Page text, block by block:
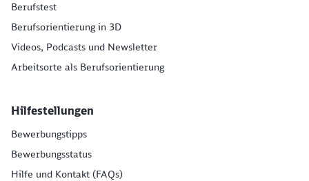
Berufstest
Berufsorientierung in 3D
Videos, Podcasts und Newsletter
Arbeitsorte als Berufsorientierung
Hilfestellungen
Bewerbungstipps
Bewerbungsstatus
Hilfe und Kontakt (FAQs)